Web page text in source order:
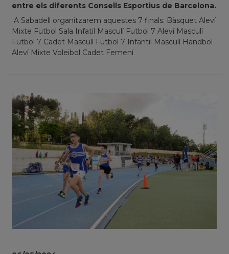
entre els diferents Consells Esportius de Barcelona.
A Sabadell organitzarem aquestes 7 finals: Bàsquet Aleví
Mixte Futbol Sala Infatil Masculí Futbol 7 Aleví Masculí
Futbol 7 Cadet Masculí Futbol 7 Infantil Masculí Handbol
Aleví Mixte Voleibol Cadet Femení